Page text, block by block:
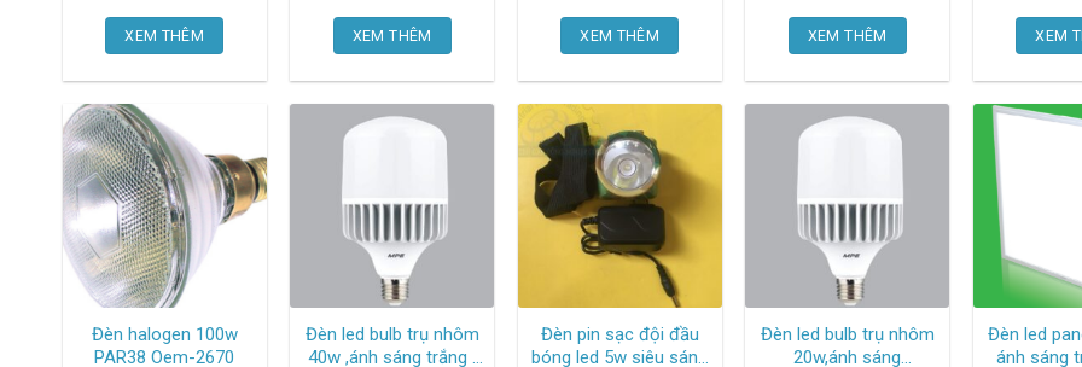
XEM THÊM
LT30W Hoàng hải
XEM THÊM XEM THÊM XEM THÊM XEM
Đèn halogen 100w
PAR38 Oem-2670
Đèn led bulb trụ nhôm
40w ,ánh sáng trắng ,
Đèn pin sạc đội đầu
bóng led 5w siêu sáng
Đèn led bulb trụ nhôm
20w,ánh sáng
Đèn led
ánh sáng